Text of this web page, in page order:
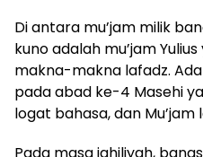
Di antara mu’jam milik
kuno adalah mu’jam
makna-makna lafadz. Ada
pada abad ke-4 Masehi
logat bahasa, dan Mu’jam